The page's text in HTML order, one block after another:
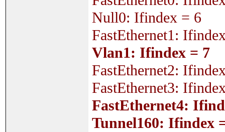
Null0: Ifindex = 6
FastEthernet1:
Vlan1: Ifindex = 7
FastEthernet2:
FastEthernet3:
FastEthernet4:
Tunnel160: Ifindex